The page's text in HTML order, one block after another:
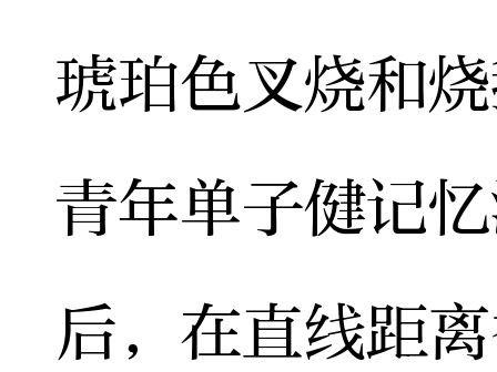
琥珀色叉烧和
青年单子健记
后，在直线距